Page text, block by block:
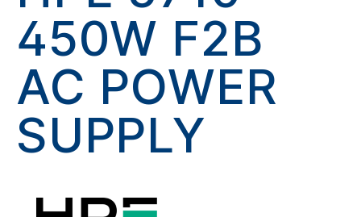
450W F2B
AC POWER
SUPPLY